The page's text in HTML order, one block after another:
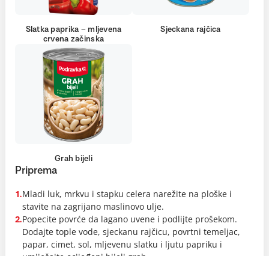
Slatka paprika – mljevena
crvena začinska
Sjeckana rajčica
Grah bijeli
Priprema
1.Mladi luk, mrkvu i stapku celera narežite na ploške i
stavite na zagrijano maslinovo ulje.
2.Popecite povrće da lagano uvene i podlijte prošekom.
Dodajte tople vode, sjeckanu rajčicu, povrtni temeljac,
papar, cimet, sol, mljevenu slatku i ljutu papriku i